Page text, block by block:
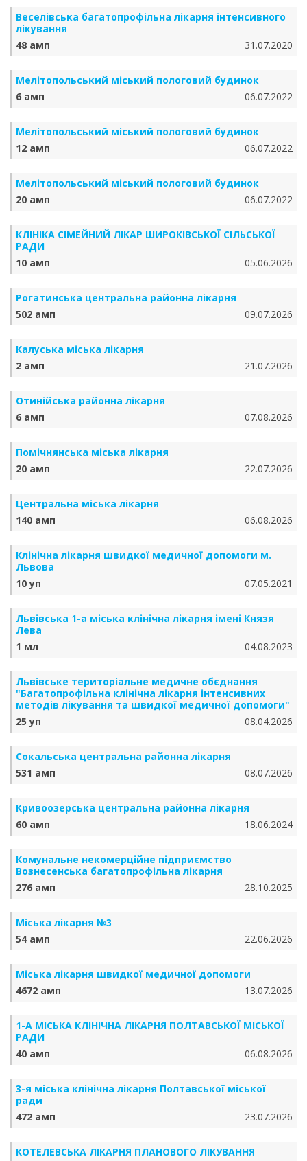
Веселівська багатопрофільна лікарня інтенсивного
лікування
48 амп
31.07.2020
Мелітопольський міський пологовий будинок
6 амп
06.07.2022
Мелітопольський міський пологовий будинок
12 амп
06.07.2022
Мелітопольський міський пологовий будинок
20 амп
06.07.2022
КЛІНІКА СІМЕЙНИЙ ЛІКАР ШИРОКІВСЬКОЇ СІЛЬСЬКОЇ
РАДИ
10 амп
05.06.2026
Рогатинська центральна районна лікарня
502 амп
09.07.2026
Калуська міська лікарня
2 амп
21.07.2026
Отинійська районна лікарня
6 амп
07.08.2026
Помічнянська міська лікарня
20 амп
22.07.2026
Центральна міська лікарня
140 амп
06.08.2026
Клінічна лікарня швидкої медичної допомоги м.
Львова
10 уп
07.05.2021
Львівська 1-а міська клінічна лікарня імені Князя
Лева
1 мл
04.08.2023
Львівське територіальне медичне обєднання
"Багатопрофільна клінічна лікарня інтенсивних
методів лікування та швидкої медичної допомоги"
25 уп
08.04.2026
Сокальська центральна районна лікарня
531 амп
08.07.2026
Кривоозерська центральна районна лікарня
60 амп
18.06.2024
Комунальне некомерційне підприємство
Вознесенська багатопрофільна лікарня
276 амп
28.10.2025
Міська лікарня №3
54 амп
22.06.2026
Міська лікарня швидкої медичної допомоги
4672 амп
13.07.2026
1-А МІСЬКА КЛІНІЧНА ЛІКАРНЯ ПОЛТАВСЬКОЇ МІСЬКОЇ
РАДИ
40 амп
06.08.2026
3-я міська клінічна лікарня Полтавської міської
ради
472 амп
23.07.2026
КОТЕЛЕВСЬКА ЛІКАРНЯ ПЛАНОВОГО ЛІКУВАННЯ